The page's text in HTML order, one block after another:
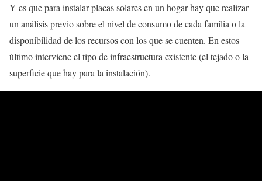
Y es que para instalar placas solares en un hogar hay que realizar
un análisis previo sobre el nivel de consumo de cada familia o la
disponibilidad de los recursos con los que se cuenten. En estos
último interviene el tipo de infraestructura existente (el tejado o la
superficie que hay para la instalación).